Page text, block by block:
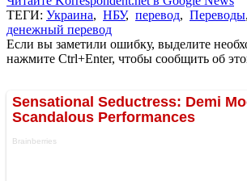
ТЕГИ: Украина, НБУ, перевод, Переводы
денежный перевод
Если вы заметили ошибку, выделите
нажмите Ctrl+Enter, чтобы сообщить об